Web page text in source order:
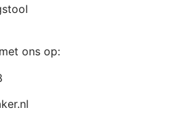
ons op: